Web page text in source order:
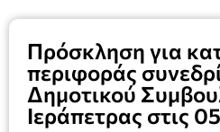
Πρόσκληση για
περιφοράς
Δημοτικού
Ιεράπετρας στις